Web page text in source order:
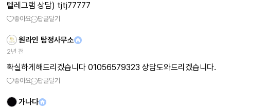
텔레그램 상담) tjtj77777
좋아요 답글달기
원라인 탐정사무소
2년 전
확실하게해드리겠습니다 01056579323 상담도와드리겠습니다.
좋아요 답글달기
가나다